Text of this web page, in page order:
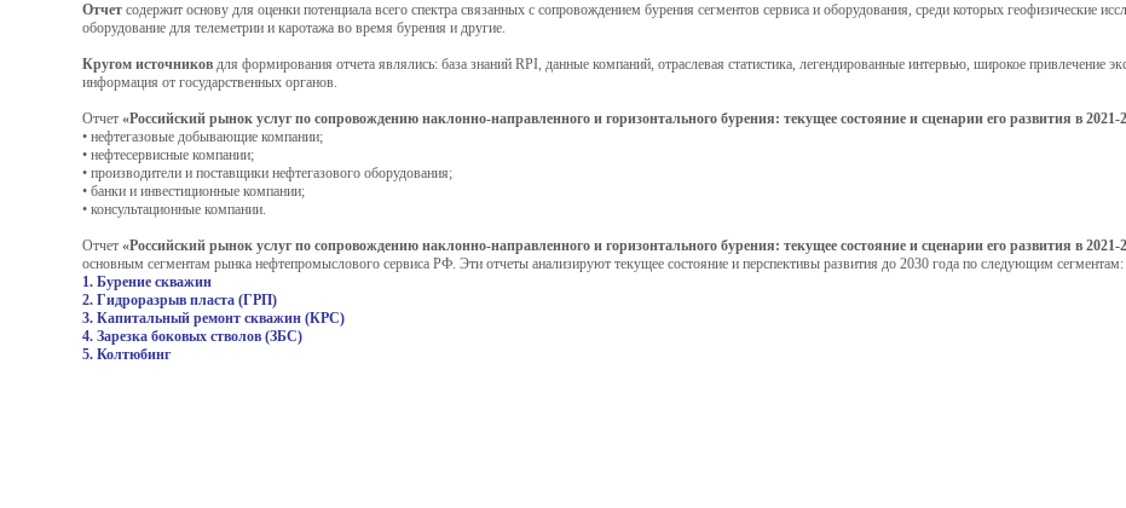
Отчет содержит основу для оценки потенциала всего спектра связанных с сопровождением бурения сегментов сервиса и оборудования, среди которых геофизические
оборудование для телеметрии и каротажа во время бурения и другие.
Кругом источников для формирования отчета являлись: база знаний RPI, данные компаний, отраслевая статистика, легендированные интервью, широкое привлечение
информация от государственных органов.
Отчет «Российский рынок услуг по сопровождению наклонно-направленного и горизонтального бурения: текущее состояние и сценарии его развития в 2021-
• нефтегазовые добывающие компании;
• нефтесервисные компании;
• производители и поставщики нефтегазового оборудования;
• банки и инвестиционные компании;
• консультационные компании.
Отчет «Российский рынок услуг по сопровождению наклонно-направленного и горизонтального бурения: текущее состояние и сценарии его развития в 2021-
основным сегментам рынка нефтепромыслового сервиса РФ. Эти отчеты анализируют текущее состояние и перспективы развития до 2030 года по следующим сегментам:
1. Бурение скважин
2. Гидроразрыв пласта (ГРП)
3. Капитальный ремонт скважин (КРС)
4. Зарезка боковых стволов (ЗБС)
5. Колтюбинг